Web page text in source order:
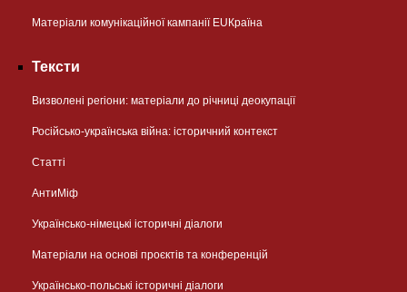
Матеріали комунікаційної кампанії EUКраїна
Тексти
Визволені регіони: матеріали до річниці деокупації
Російсько-українська війна: історичний контекст
Статті
АнтиМіф
Українсько-німецькі історичні діалоги
Матеріали на основі проєктів та конференцій
Українсько-польські історичні діалоги